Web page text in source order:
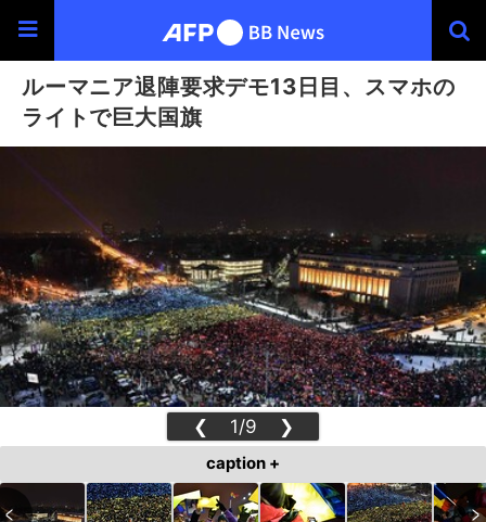
ルーマニア退陣要求デモ13日目、スマホの
ライトで巨大国旗
❮ 1/9 ❯
caption +